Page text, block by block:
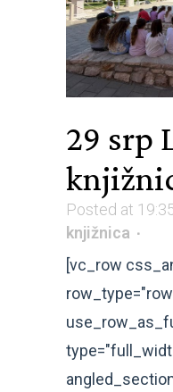
29 srp
Posted at
knjižnica
[vc_row